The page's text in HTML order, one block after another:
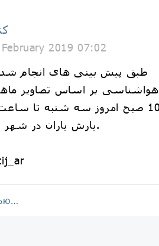
2019 07:02
طبق پیش بینی های انجام
هواشناسی بر اساس تصاویر
بارش باران در شهر کتیچ خواهیم بود.